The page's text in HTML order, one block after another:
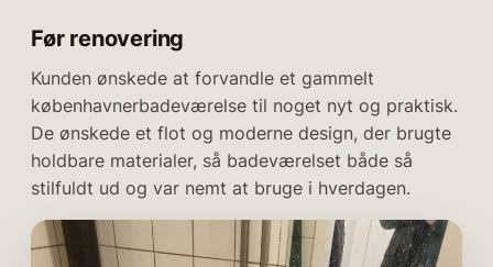
Før renovering
Kunden ønskede at forvandle et gammelt
københavnerbadeværelse til noget nyt og praktisk.
De ønskede et flot og moderne design, der brugte
holdbare materialer, så badeværelset både så
stilfuldt ud og var nemt at bruge i hverdagen.